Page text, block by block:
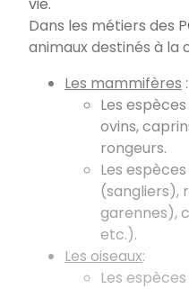
Dans les métiers des
animaux destinés à la
Les mammifères :
Les
ovins,
rongeurs.
Les
(sangliers),
garennes),
etc.).
Les oiseaux:
Les